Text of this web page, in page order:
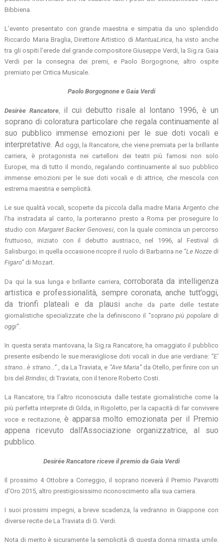
Bibbiena.
L’evento presentato con grande maestria e simpatia da uno splendido
Riccardo Maria Braglia, Direttore Artistico di MantuaLirica, ha visto anche
tra gli ospiti l’erede del grande compositore Giuseppe Verdi, la Sig.ra Gaia
Verdi per la consegna dei premi, e Paolo Borgognone, altro ospite
premiato per Critica Musicale.
Paolo Borgognone e Gaia Verdi
Desirèe Rancatore, il cui debutto risale al lontano 1996, è un
soprano di coloratura particolare che regala continuamente al
suo pubblico immense emozioni per le sue doti vocali e
interpretative. Ad oggi, la Rancatore, che viene premiata per la brillante
carriera, è protagonista nei cartelloni dei teatri più famosi non solo
Europei, ma di tutto il mondo, regalando continuamente al suo pubblico
immense emozioni per le sue doti vocali e di attrice, che mescola con
estrema maestria e semplicità.
Le sue qualità vocali, scoperte da piccola dalla madre Maria Argento che
l’ha instradata al canto, la porteranno presto a Roma per proseguire lo
studio con Margaret Backer Genovesi, con la quale comincia un percorso
fruttuoso, iniziato con il debutto austriaco, nel 1996, al Festival di
Salisburgo; in quella occasione ricopre il ruolo di Barbarina ne “Le Nozze di
Figaro” di Mozart.
Da qui la sua lunga e brillante carriera, corroborata da intelligenza
artistica e professionalità, sempre coronata, anche tutt’oggi,
da trionfi plateali e da plausi anche da parte delle testate
giornalistiche specializzate che la definiscono il “soprano più popolare di
oggi”.
In questa serata mantovana, la Sig.ra Rancatore, ha omaggiato il pubblico
presente esibendo le sue meravigliose doti vocali in due arie verdiane: “E’
strano…è strano…”, da La Traviata, e “Ave Maria”da Otello, per finire con un
bis delBrindisi, di Traviata, con il tenore Roberto Costi.
La Rancatore, tra l’altro riconosciuta dalle testate giornalistiche come la
più perfetta interprete di Gilda, in Rigoletto, per la capacità di far convivere
voce e recitazione, è apparsa molto emozionata per il Premio
appena ricevuto dall’Associazione organizzatrice, al suo
pubblico.
Desirée Rancatore riceve il premio da Gaia Verdi
Il prossimo 4 Ottobre a Correggio, il soprano riceverà il Premio Pavarotti
d’Oro 2015, altro prestigiosissimo riconoscimento alla sua carriera.
I suoi prossimi impegni, a breve scadenza, la vedranno in Giappone con
diverse recite de La Traviata di G. Verdi.
Nota di merito è sicuramente la semplicità di questa donna rimasta umile,